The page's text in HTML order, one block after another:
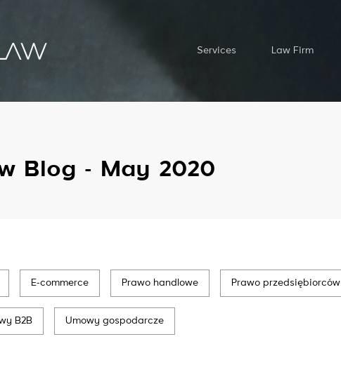
Services Law Firm
Blog - May 2020
E-commerce Prawo handlowe Prawo przedsiębiorców
B2B Umowy gospodarcze